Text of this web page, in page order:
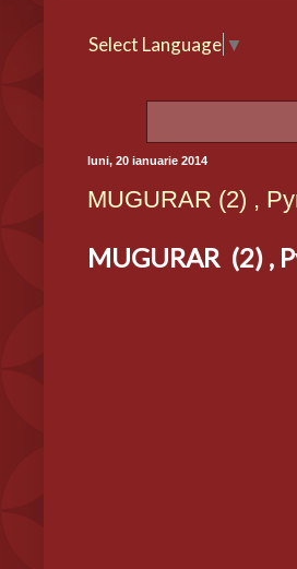
Select Language ▼
luni, 20 ianuarie 2014
MUGURAR (2) ,
MUGURAR (2) ,